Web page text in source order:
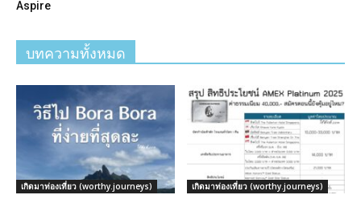
Aspire
บทความทั้งหมด
เกิดมาท่องเที่ยว (worthy.journeys) เกิดมาท่องเที่ยว (worthy.journeys)